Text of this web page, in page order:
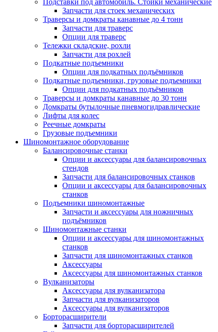
Подставки под автомобиль. Стойки механические
Запчасти для стоек механических
Траверсы и домкраты канавные до 4 тонн
Запчасти для траверс
Опции для траверс
Тележки складские, рохли
Запчасти для рохлей
Подкатные подъемники
Опции для подкатных подъёмников
Подкатные подъемники, грузовые подъемники
Опции для подкатных подъёмников
Траверсы и домкраты канавные до 30 тонн
Домкраты бутылочные пневмогидравлические
Лифты для колес
Реечные домкраты
Грузовые подъемники
Шиномонтажное оборудование
Балансировочные станки
Опции и аксессуары для балансировочных
стендов
Запчасти для балансировочных станков
Опции и аксессуары для балансировочных
станков
Подъемники шиномонтажные
Запчасти и аксессуары для ножничных
подъёмников
Шиномонтажные станки
Опции и аксессуары для шиномонтажных
станков
Запчасти для шиномонтажных станков
Аксессуары
Аксессуары для шиномонтажных станков
Вулканизаторы
Аксессуары для вулканизатора
Запчасти для вулканизаторов
Аксессуары для вулканизаторов
Борторасширители
Запчасти для борторасширителей